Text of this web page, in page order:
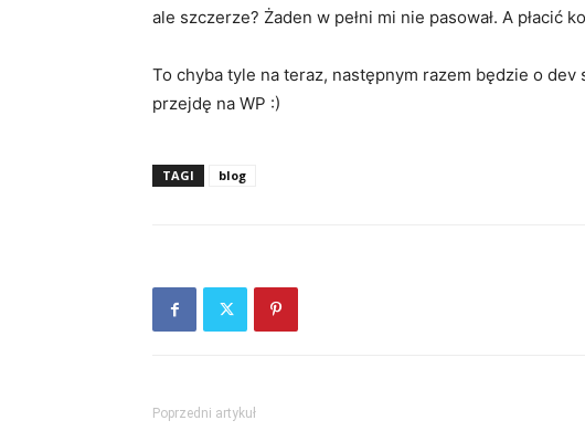
ale szczerze? Żaden w pełni mi nie pasował. A płacić
To chyba tyle na teraz, następnym razem będzie o
przejdę na WP :)
TAGI blog
Poprzedni artykuł